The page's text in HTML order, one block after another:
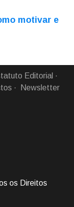
motivar e
Editorial
Newsletter
os Direitos